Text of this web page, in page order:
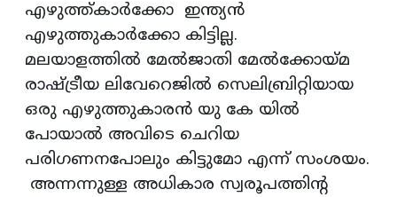
എഴുത്ത്കാർക്കോ ഇന്ത്യൻ
എഴുത്തുകാർക്കോ കിട്ടില്ല.
മലയാളത്തിൽ മേൽജാതി മേൽക്കോയ്‌മ
രാഷ്ട്രീയ ലിവേറെജിൽ സെലിബ്രിറ്റിയായ
ഒരു എഴുത്തുകാരൻ യു കേ യിൽ
പോയാൽ അവിടെ ചെറിയ
പരിഗണനപോലും കിട്ടുമോ എന്ന് സംശയം.
അന്നന്നുള്ള അധികാര സ്വരൂപത്തിന്റ